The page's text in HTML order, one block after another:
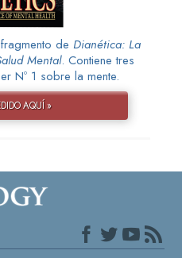
de Dianética: La
Mental. Contiene tres
Nº 1 sobre la mente.
AQUÍ »